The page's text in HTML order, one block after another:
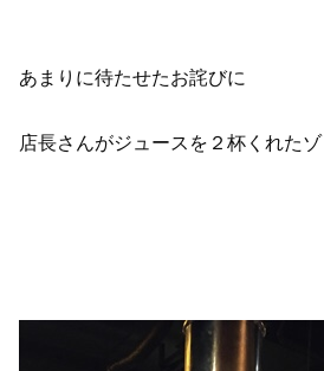
あまりに待たせたお詫びに
店長さんがジュースを２杯くれたゾ